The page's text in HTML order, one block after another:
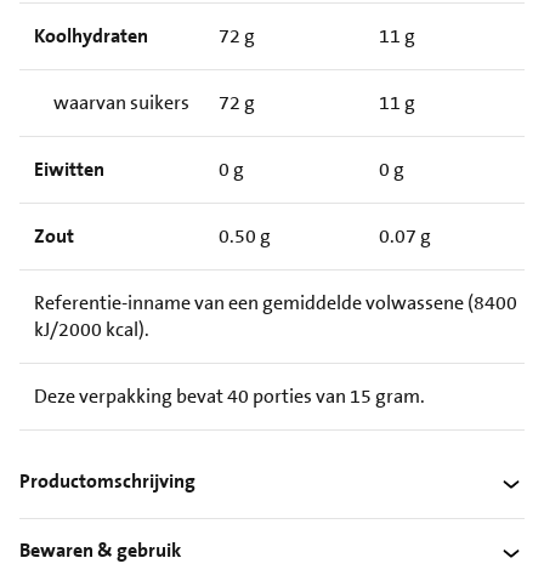
Koolhydraten 72 g 11 g
waarvan suikers 72 g 11 g
Eiwitten 0 g 0 g
Zout 0.50 g 0.07 g
Referentie-inname van een gemiddelde volwassene (8400
kJ/2000 kcal).
Deze verpakking bevat 40 porties van 15 gram.
Productomschrijving
Bewaren & gebruik